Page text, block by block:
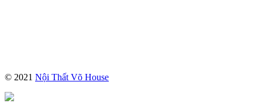
© 2021 Nội Thất Võ House